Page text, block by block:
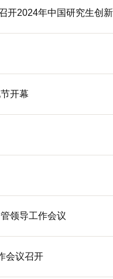
开2024年中国研究生创
开幕
领导工作会议
会议召开